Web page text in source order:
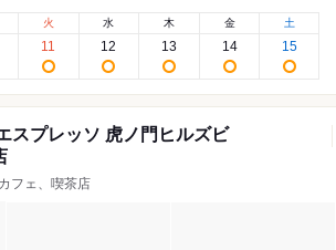
火
11
水
12
木
13
金
14
土
15
スプレッソ 虎ノ門ヒルズビ
フェ、喫茶店